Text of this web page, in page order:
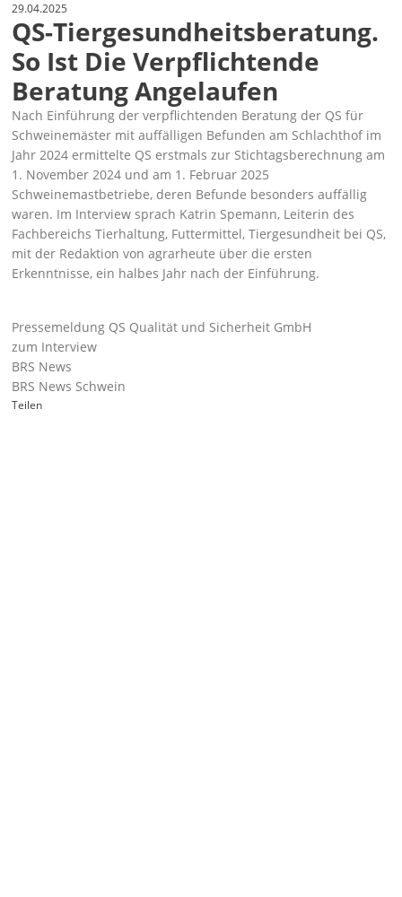
29.04.2025
QS-Tiergesundheitsberatung.
So Ist Die Verpflichtende
Beratung Angelaufen
Nach Einführung der verpflichtenden Beratung der QS für
Schweinemäster mit auffälligen Befunden am Schlachthof im
Jahr 2024 ermittelte QS erstmals zur Stichtagsberechnung am
1. November 2024 und am 1. Februar 2025
Schweinemastbetriebe, deren Befunde besonders auffällig
waren. Im Interview sprach Katrin Spemann, Leiterin des
Fachbereichs Tierhaltung, Futtermittel, Tiergesundheit bei QS,
mit der Redaktion von agrarheute über die ersten
Erkenntnisse, ein halbes Jahr nach der Einführung.
Pressemeldung QS Qualität und Sicherheit GmbH
zum Interview
BRS News
BRS News Schwein
Teilen